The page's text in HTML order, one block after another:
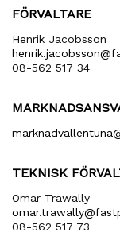
FÖRVALTARE
Henrik Jacobsson
08-562 517 34
TEKNISK
Omar Trawally
08-562 517 73